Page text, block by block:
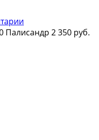
Палисандр 2 350 руб.